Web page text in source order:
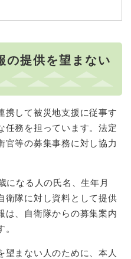
の提供を望まない
して被災地支援に従事す
任務を担っています。法定
官等の募集事務に対し協力
なる人の氏名、生年月
衛隊に対し資料として提供
は、自衛隊からの募集案内
まない人のために、本人